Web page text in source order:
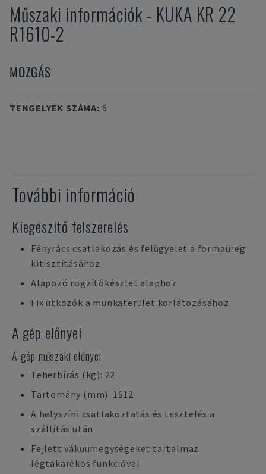
Műszaki információk - KUKA KR 22
R1610-2
MOZGÁS
TENGELYEK SZÁMA: 6
További információ
Kiegészítő felszerelés
Fényrács csatlakozás és felügyelet a formaüreg
kitisztításához
Alapozó rögzítőkészlet alaphoz
Fix ütközők a munkaterület korlátozásához
A gép előnyei
A gép műszaki előnyei
Teherbírás (kg): 22
Tartomány (mm): 1612
A helyszíni csatlakoztatás és tesztelés a
szállítás után
Fejlett vákuumegységeket tartalmaz
légtakarékos funkcióval